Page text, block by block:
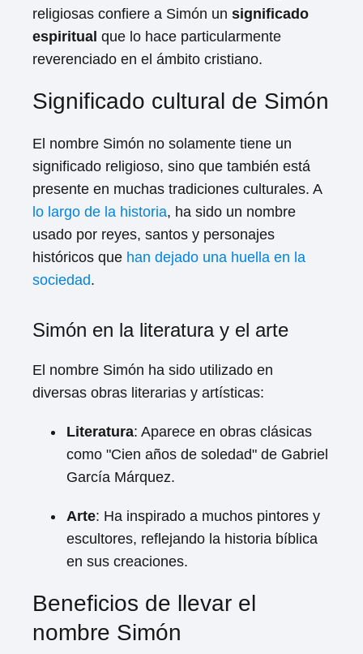
religiosas confiere a Simón un significado
espiritual que lo hace particularmente
reverenciado en el ámbito cristiano.
Significado cultural de Simón
El nombre Simón no solamente tiene un
significado religioso, sino que también está
presente en muchas tradiciones culturales. A
lo largo de la historia, ha sido un nombre
usado por reyes, santos y personajes
históricos que han dejado una huella en la
sociedad.
Simón en la literatura y el arte
El nombre Simón ha sido utilizado en
diversas obras literarias y artísticas:
Literatura: Aparece en obras clásicas
como "Cien años de soledad" de Gabriel
García Márquez.
Arte: Ha inspirado a muchos pintores y
escultores, reflejando la historia bíblica
en sus creaciones.
Beneficios de llevar el
nombre Simón